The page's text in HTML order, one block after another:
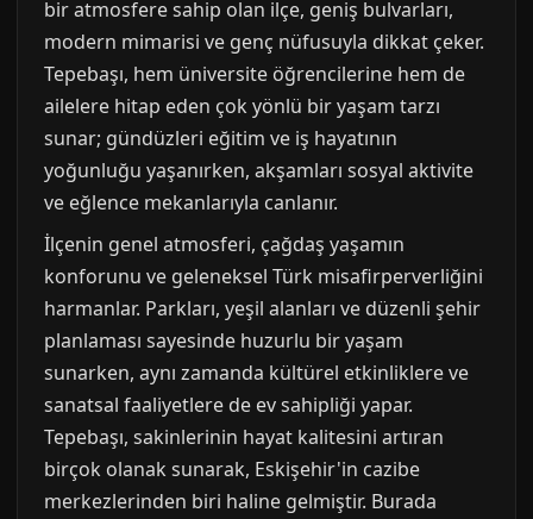
bir atmosfere sahip olan ilçe, geniş bulvarları,
modern mimarisi ve genç nüfusuyla dikkat çeker.
Tepebaşı, hem üniversite öğrencilerine hem de
ailelere hitap eden çok yönlü bir yaşam tarzı
sunar; gündüzleri eğitim ve iş hayatının
yoğunluğu yaşanırken, akşamları sosyal aktivite
ve eğlence mekanlarıyla canlanır.
İlçenin genel atmosferi, çağdaş yaşamın
konforunu ve geleneksel Türk misafirperverliğini
harmanlar. Parkları, yeşil alanları ve düzenli şehir
planlaması sayesinde huzurlu bir yaşam
sunarken, aynı zamanda kültürel etkinliklere ve
sanatsal faaliyetlere de ev sahipliği yapar.
Tepebaşı, sakinlerinin hayat kalitesini artıran
birçok olanak sunarak, Eskişehir'in cazibe
merkezlerinden biri haline gelmiştir. Burada